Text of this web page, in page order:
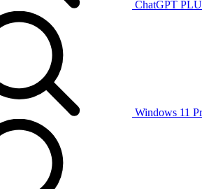
ChatGPT
Windows 11